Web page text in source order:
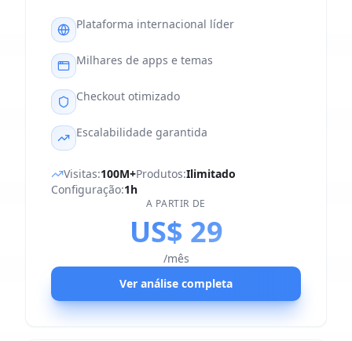
Plataforma internacional líder
Milhares de apps e temas
Checkout otimizado
Escalabilidade garantida
Visitas:100M+Produtos:Ilimitado
Configuração:1h
A PARTIR DE
US$ 29
/mês
Ver análise completa